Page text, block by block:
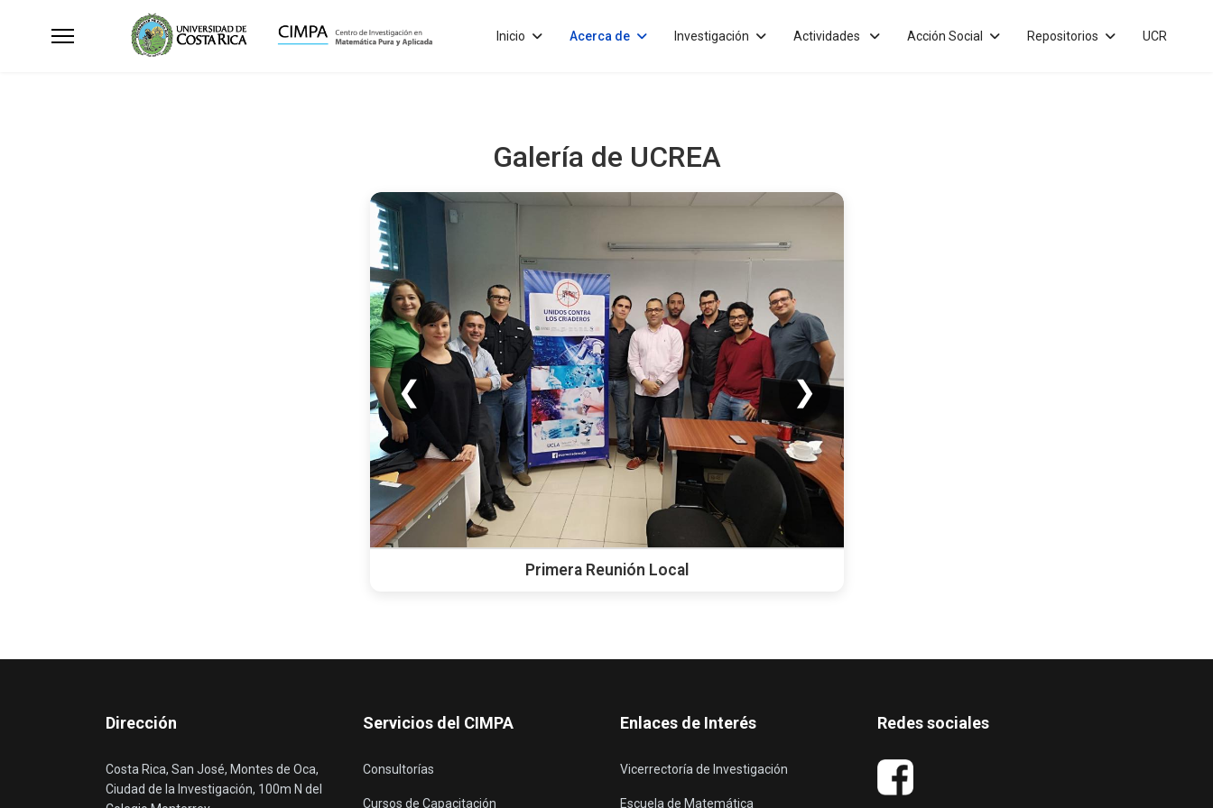
Inicio Acerca de Investigación Actividades Acción Social Repositorios UCR
Galería de UCREA
❮
Primera Reunión Local
❯
Dirección
Costa Rica, San José, Montes de Oca,
Ciudad de la Investigación, 100m N del
Servicios del CIMPA
Consultorías
Cursos de Capacitación
Enlaces de Interés
Vicerrectoría de Investigación
Escuela de Matemática
Redes sociales